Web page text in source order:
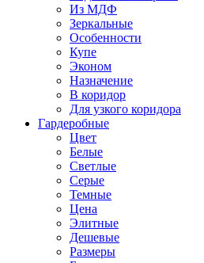
Из МДФ
Зеркальные
Особенности
Купе
Эконом
Назначение
В коридор
Для узкого коридора
Гардеробные
Цвет
Белые
Светлые
Серые
Темные
Цена
Элитные
Дешевые
Размеры